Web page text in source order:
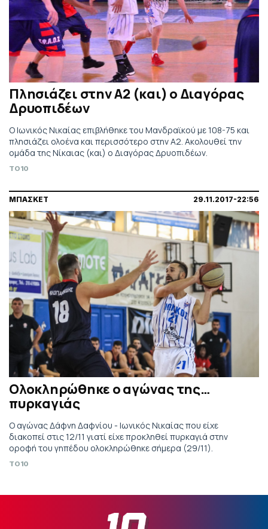
Πλησιάζει στην Α2 (και) ο Διαγόρας
Δρυοπιδέων
Ο Ιωνικός Νικαίας επιβλήθηκε του Μανδραϊκού με 108-75 και
πλησιάζει ολοένα και περισσότερο στην Α2. Ακολουθεί την
ομάδα της Νίκαιας (και) ο Διαγόρας Δρυοπιδέων.
TO10
ΜΠΑΣΚΕΤ 29.11.2017-22:56
Ολοκληρώθηκε ο αγώνας της…
πυρκαγιάς
Ο αγώνας Δάφνη Δαφνίου - Ιωνικός Νικαίας που είχε
διακοπεί στις 12/11 γιατί είχε προκληθεί πυρκαγιά στην
οροφή του γηπέδου ολοκληρώθηκε σήμερα (29/11).
TO10